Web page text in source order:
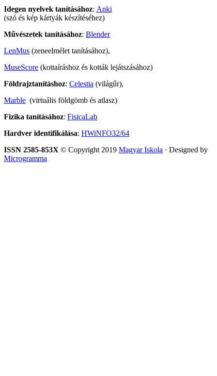
Idegen nyelvek tanításához: Anki
(szó és kép kártyák készítéséhez)
Művészetek tanításához: Blender
LenMus (zeneelmélet tanításához),
MuseScore (kottaíráshoz és kották lejátszásához)
Földrajztanításhoz: Celestia (világűr),
Marble (virtuális földgömb és atlasz)
Fizika tanításához: FisicaLab
Hardver identifikálása: HWiNFO32/64
ISSN 2585-853X © Copyright 2019 Magyar Iskola · Designed by
Microgramma